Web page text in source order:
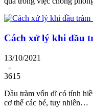
Cách xử lý khi dầu
13/10/2021
-
3615
Dầu tràm vốn dĩ có tính
cơ thể các bé, tuy nhiên…